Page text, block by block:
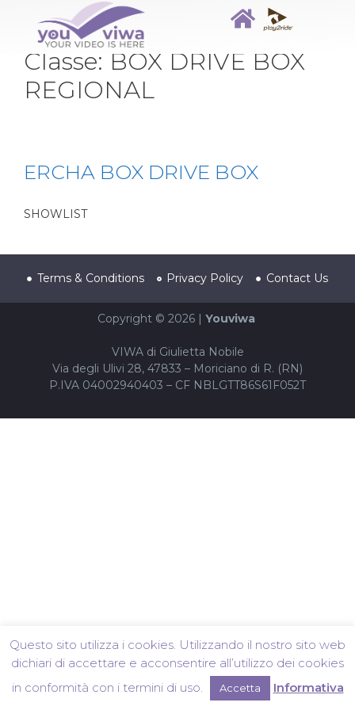
Classe: BOX DRIVE BOX
REGIONAL
ERCHA BOX DRIVE BOX
SHOWLIST
Terms & Conditions Privacy Policy Contact Us
Copyright © 2026 | Youviwa
VIWA di Giulietta Nobile
Via degli Ulivi 28, 47833 – Moriciano di R. (RN)
P.IVA 04002940403 – CF NBLGTT86S61F052T
Questo sito utilizza i cookies. Utilizzando il nostro sito web
dichiari di accettare e acconsentire all’utilizzo dei cookies
in conformità con i termini di uso.
Accetta Informativa